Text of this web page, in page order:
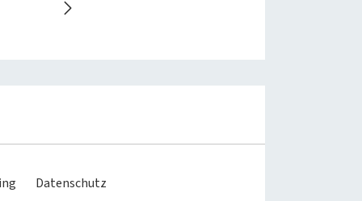
Datenschutz